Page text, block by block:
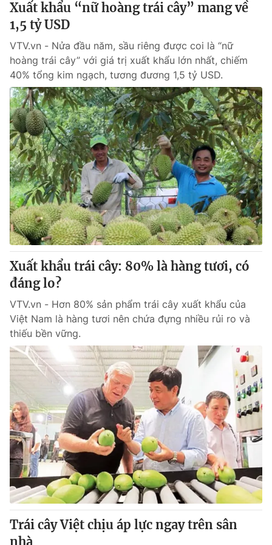
® Cấm sao chép dưới mọi hình thức nếu không có sự chấp
thuận bằng văn bản. Ghi rõ nguồn VTV.vn khi phát hành lại
thông tin từ website này.
Xuất khẩu “nữ hoàng trái cây” mang về
1,5 tỷ USD
VTV.vn - Nửa đầu năm, sầu riêng được coi là “nữ
hoàng trái cây” với giá trị xuất khẩu lớn nhất, chiếm
40% tổng kim ngạch, tương đương 1,5 tỷ USD.
Xuất khẩu trái cây: 80% là hàng tươi, có
đáng lo?
VTV.vn - Hơn 80% sản phẩm trái cây xuất khẩu của
Việt Nam là hàng tươi nên chứa đựng nhiều rủi ro và
thiếu bền vững.
Trái cây Việt chịu áp lực ngay trên sân
nhà